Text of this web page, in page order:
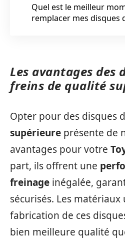
Quel est le meilleur
remplacer mes disques
Les avantages des
freins de qualité
Opter pour des disques
supérieure présente de
avantages pour votre
part, ils offrent une
freinage inégalée,
sécurisés. Les matériaux
fabrication de ces
bien meilleure qualité